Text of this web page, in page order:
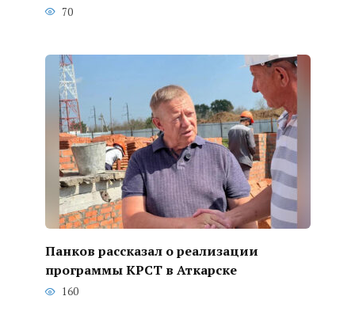
70
Панков рассказал о реализации
программы КРСТ в Аткарске
160